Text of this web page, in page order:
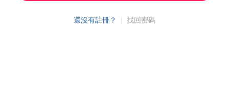
還沒有註冊？ | 找回密碼